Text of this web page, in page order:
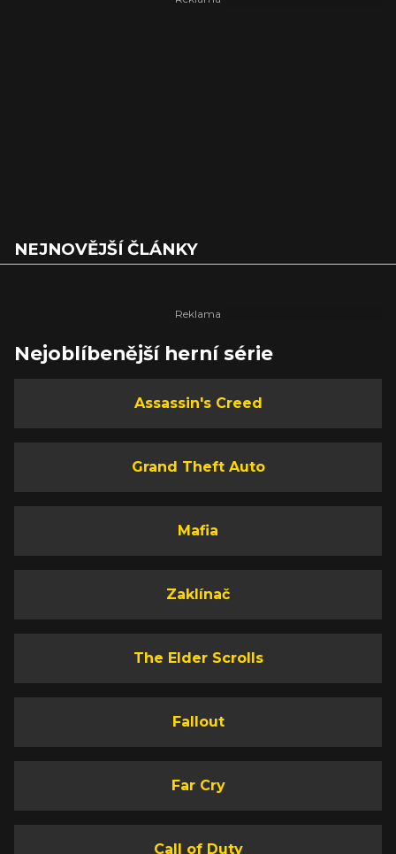
NEJNOVĚJŠÍ ČLÁNKY
Nejoblíbenější herní série
Assassin's Creed
Grand Theft Auto
Mafia
Zaklínač
The Elder Scrolls
Fallout
Far Cry
Call of Duty